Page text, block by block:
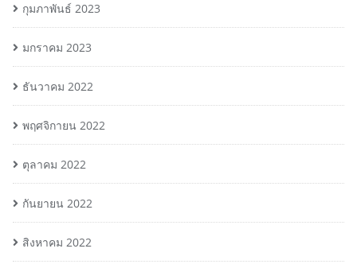
กุมภาพันธ์ 2023
มกราคม 2023
ธันวาคม 2022
พฤศจิกายน 2022
ตุลาคม 2022
กันยายน 2022
สิงหาคม 2022